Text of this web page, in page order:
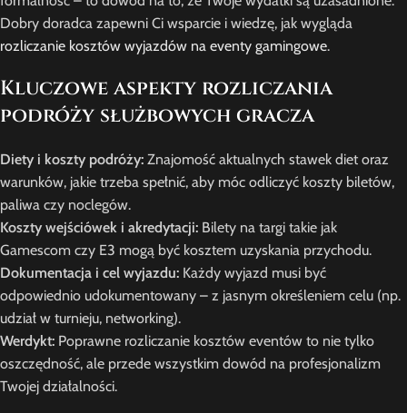
Dobry doradca zapewni Ci wsparcie i wiedzę, jak wygląda
rozliczanie kosztów wyjazdów na eventy gamingowe.
Kluczowe aspekty rozliczania
podróży służbowych gracza
Diety i koszty podróży: Znajomość aktualnych stawek diet oraz
warunków, jakie trzeba spełnić, aby móc odliczyć koszty biletów,
paliwa czy noclegów.
Koszty wejściówek i akredytacji: Bilety na targi takie jak
Gamescom czy E3 mogą być kosztem uzyskania przychodu.
Dokumentacja i cel wyjazdu: Każdy wyjazd musi być
odpowiednio udokumentowany – z jasnym określeniem celu (np.
udział w turnieju, networking).
Werdykt: Poprawne rozliczanie kosztów eventów to nie tylko
oszczędność, ale przede wszystkim dowód na profesjonalizm
Twojej działalności.